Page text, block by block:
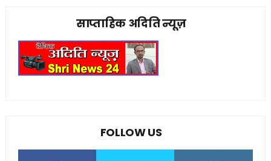
साप्ताहिक अदिति न्यूज़
FOLLOW US